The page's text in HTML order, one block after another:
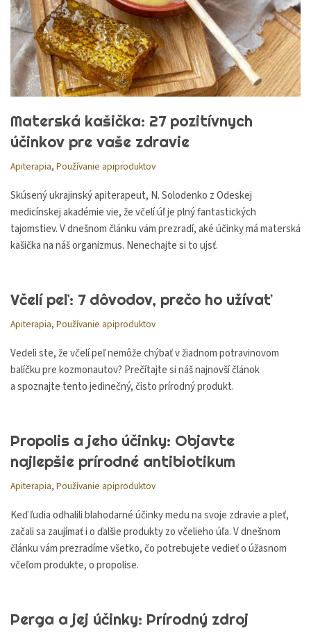
Materská kašička: 27 pozitívnych
účinkov pre vaše zdravie
Apiterapia, Používanie apiproduktov
Skúsený ukrajinský apiterapeut, N. Solodenko z Odeskej
medicínskej akadémie vie, že včelí úľ je plný fantastických
tajomstiev. V dnešnom článku vám prezradí, aké účinky má materská
kašička na náš organizmus. Nenechajte si to ujsť.
Včelí peľ: 7 dôvodov, prečo ho užívať
Apiterapia, Používanie apiproduktov
Vedeli ste, že včelí peľ nemôže chýbať v žiadnom potravinovom
balíčku pre kozmonautov? Prečítajte si náš najnovší článok
a spoznajte tento jedinečný, čisto prírodný produkt.
Propolis a jeho účinky: Objavte
najlepšie prírodné antibiotikum
Apiterapia, Používanie apiproduktov
Keď ľudia odhalili blahodarné účinky medu na svoje zdravie a pleť,
začali sa zaujímať i o ďalšie produkty zo včelieho úľa. V dnešnom
článku vám prezradíme všetko, čo potrebujete vedieť o úžasnom
včeľom produkte, o propolise.
Perga a jej účinky: Prírodný zdroj